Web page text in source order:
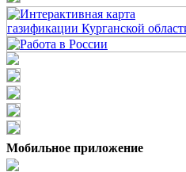
Мобильное приложение